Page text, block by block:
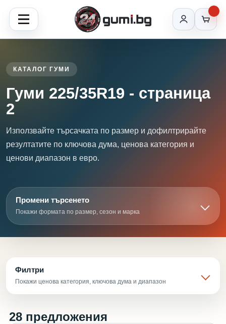
КАТАЛОГ ГУМИ
Гуми 225/35R19 - страница
2
Използвайте търсачката по размер и дофилтрирайте
резултатите по ключова дума, ценова категория и
ценови диапазон в евро.
Промени търсенето
Покажи формата по размер, сезон и марка
Филтри
Покажи ценова категория, ключова дума и диапазон
28 предложения